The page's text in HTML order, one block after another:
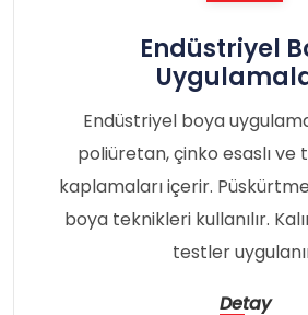
Endüstriyel
Endüstriyel boya
poliüretan, çinko esaslı
kaplamaları içerir.
boya teknikleri kullanılır.
testler
Detay